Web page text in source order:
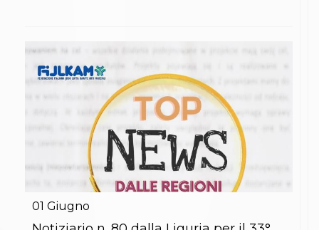
Difesa Personale MGA
News
Merchandising
Mappa del sito
Cerca
Contatti
News
Cookies Accept
Newsletter
Catalogo formativo
01 Giugno